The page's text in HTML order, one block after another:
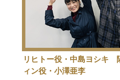
リヒトー役・中島ヨシキ
ィン役・小澤亜李